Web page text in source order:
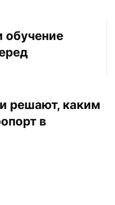
обучение
решают, каким
в